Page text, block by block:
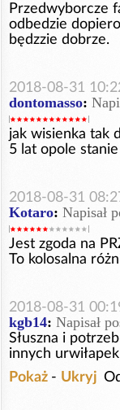
Przedwyborcze
odbedzie
będzzie dobrze.
2018-08-31
dontomasso:
jak wisienka tak
5 lat opole
2018-08-31
Kotaro: Napisał
Jest zgoda na
To kolosalna
2018-08-31
kgb14: Napisał
Słuszna i
innych
Pokaż - Ukryj